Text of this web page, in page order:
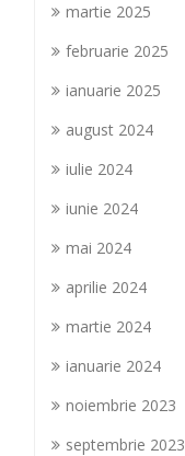
martie 2025
februarie 2025
ianuarie 2025
august 2024
iulie 2024
iunie 2024
mai 2024
aprilie 2024
martie 2024
ianuarie 2024
noiembrie 2023
septembrie 2023